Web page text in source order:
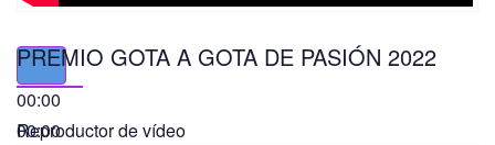
00:00
00:00
PREMIO GOTA A GOTA DE PASIÓN 2022
Reproductor de vídeo